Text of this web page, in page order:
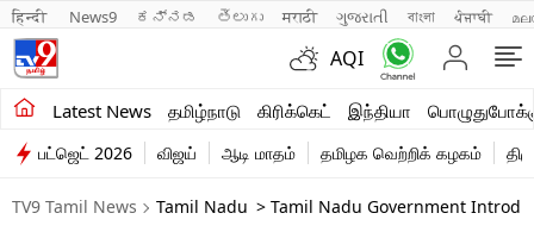
हिन्दी News9 ಕನ್ನಡ తెలుగు मराठी ગુજરાતી বাংলা ਪੰਜਾਬੀ
AQI
Latest News தமிழ்நாடு கிரிக்கெட் இந்தியா
சமீபத்திய செய்திகள்
தமிழ்நாடு
இந்தியா
பட்ஜெட் 2026 விஜய் ஆடி மாதம் தமிழக வெற்றிக் கழகம்
TV9 Tamil News Tamil Nadu > Tamil Nadu Government